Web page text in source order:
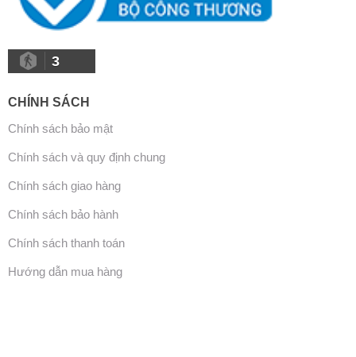
3
CHÍNH SÁCH
Chính sách bảo mật
Chính sách và quy định chung
Chính sách giao hàng
Chính sách bảo hành
Chính sách thanh toán
Hướng dẫn mua hàng